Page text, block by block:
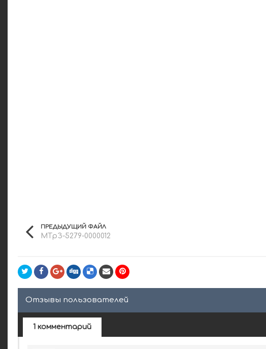
ПРЕДЫДУЩИЙ ФАЙЛ
МТрЗ-5279-0000012
Отзывы пользователей
1 комментарий